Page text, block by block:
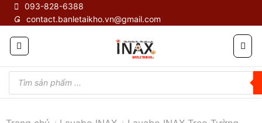
Skip
content
093-828-6388
contact.banletaikho.vn@gmail.com
Tìm
kiếm
phẩm